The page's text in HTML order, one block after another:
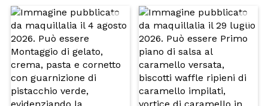
Il tuo video potrebbe essere il primo. Immaginalo...
Consiglieresti questo acquisto? Si No
INVIA